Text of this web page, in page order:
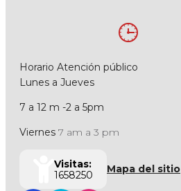
Horario Atención público
Lunes a Jueves
7 a 12 m -2 a 5pm
Viernes 7 am a 3 pm
Visitas:
1658250
Mapa del sitio